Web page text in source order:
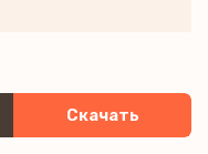
Скачать